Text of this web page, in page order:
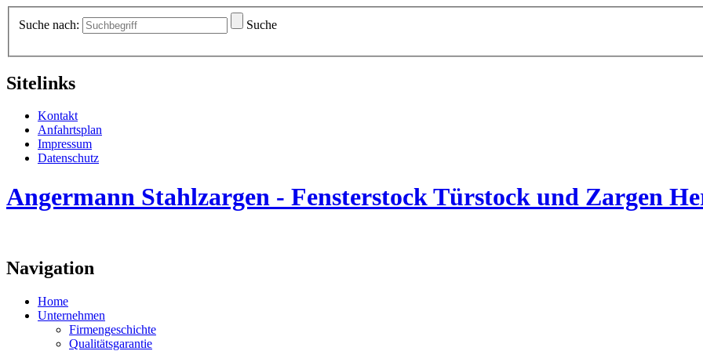
Suche nach: Suche
Sitelinks
Kontakt
Anfahrtsplan
Impressum
Datenschutz
Angermann Stahlzargen - Fensterstock Türstock und Zargen
Navigation
Home
Unternehmen
Firmengeschichte
Qualitätsgarantie